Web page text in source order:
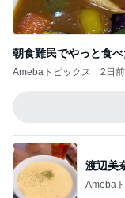
朝食難民でやっと食べ
Amebaトピックス 2日前
渡辺美
Ameba